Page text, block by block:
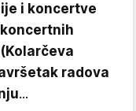
i koncertve
radova
...